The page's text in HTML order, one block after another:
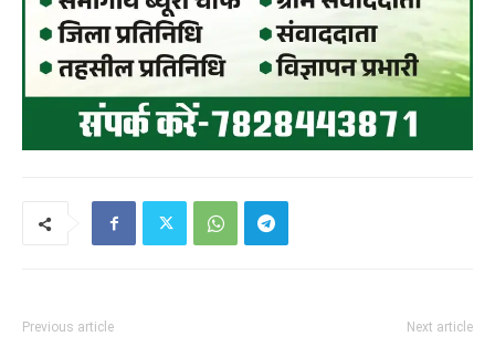
Previous article Next article